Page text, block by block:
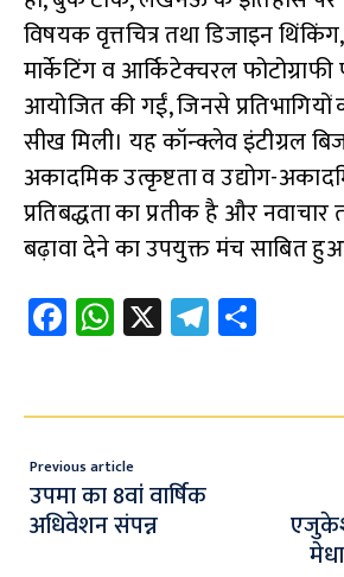
विषयक वृत्तचित्र तथा डिजाइन
मार्केटिंग व आर्किटेक्चरल फोटोग्राफी
आयोजित की गईं, जिनसे प्रतिभागियों
सीख मिली। यह कॉन्क्लेव इंटीग्रल
अकादमिक उत्कृष्टता व उद्योग-
प्रतिबद्धता का प्रतीक है और
बढ़ावा देने का उपयुक्त मंच साबित
Fa
ce
o
o
k
W
h
s
A
p
p
X Te
le
a e
Previous article
उपमा का 8वां वार्षिक
अधिवेशन संपन्न